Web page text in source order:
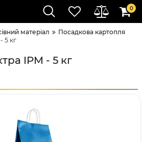
0
матеріал
Посадкова картопля
5 кг
IPM - 5 кг